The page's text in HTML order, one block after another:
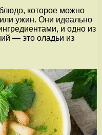
которое можно
ужин. Они идеально
и одно из
— это оладьи из